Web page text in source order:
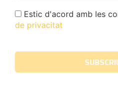
Estic d'acord amb les
de privacitat